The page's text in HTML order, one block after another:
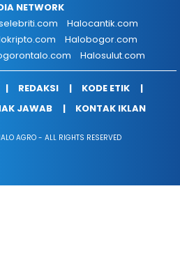
NETWORK
Halocantik.com
Halobogor.com
Halosulut.com
REDAKSI
KODE ETIK
JAWAB KONTAK IKLAN
AGRO - ALL RIGHTS RESERVED